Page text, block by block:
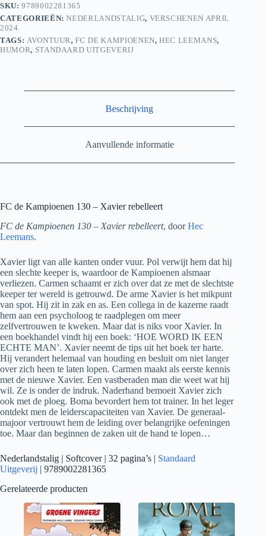
aantal
SKU:9789002281365
CATEGORIEËN:NEDERLANDSTALIG, VERSCHENEN APRIL
2024
TAGS: AVONTUUR,FC DE KAMPIOENEN,HEC LEEMANS,
HUMOR, STANDAARD UITGEVERIJ
Beschrijving
Aanvullende informatie
FC de Kampioenen 130 – Xavier rebelleert
FC de Kampioenen 130 – Xavier rebelleert, doorHec
Leemans.
Xavier ligt van alle kanten onder vuur. Pol verwijt hem dat hij
een slechte keeper is, waardoor de Kampioenen alsmaar
verliezen. Carmen schaamt er zich over dat ze met de slechtste
keeper ter wereld is getrouwd. De arme Xavier is het mikpunt
van spot. Hij zit in zak en as. Een collega in de kazerne raadt
hem aan een psycholoog te raadplegen om meer
zelfvertrouwen te kweken. Maar dat is niks voor Xavier. In
een boekhandel vindt hij een boek: ‘HOE WORD IK EEN
ECHTE MAN’. Xavier neemt de tips uit het boek ter harte.
Hij verandert helemaal van houding en besluit om niet langer
over zich heen te laten lopen. Carmen maakt als eerste kennis
met de nieuwe Xavier. Een vastberaden man die weet wat hij
wil. Ze is onder de indruk. Naderhand bemoeit Xavier zich
ook met de ploeg. Boma bevordert hem tot trainer. In het leger
ontdekt men de leiderscapaciteiten van Xavier. De generaal-
majoor vertrouwt hem de leiding over belangrijke oefeningen
toe. Maar dan beginnen de zaken uit de hand te lopen…
Nederlandstalig | Softcover | 32 pagina’s | Standaard
Uitgeverij | 9789002281365
Gerelateerde producten